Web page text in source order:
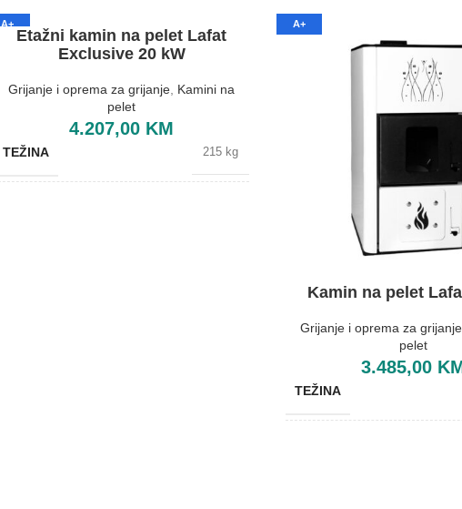
A+
Etažni kamin na pelet Lafat
Exclusive 20 kW
Grijanje i oprema za grijanje Kamini na
pelet
4.207,00 KM
TEŽINA 215 kg
A+
Kamin na pelet
Grijanje i oprema za grijanje
pelet
3.485,00
TEŽINA